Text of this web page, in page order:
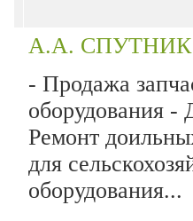
А.А.
- Продажа
оборудования -
Ремонт
для
оборудования...